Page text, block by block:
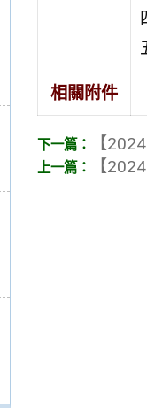
相關附件
【
【